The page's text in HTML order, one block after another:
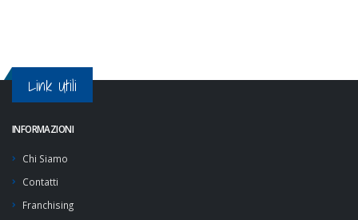
Link Utili
INFORMAZIONI
Chi Siamo
Contatti
Franchising